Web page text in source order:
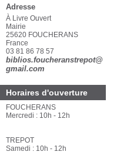
Adresse
À Livre Ouvert
Mairie
25620 FOUCHERANS
France
03 81 86 78 57
biblios.foucheranstrepot@
gmail.com
Horaires d'ouverture
FOUCHERANS
TREPOT